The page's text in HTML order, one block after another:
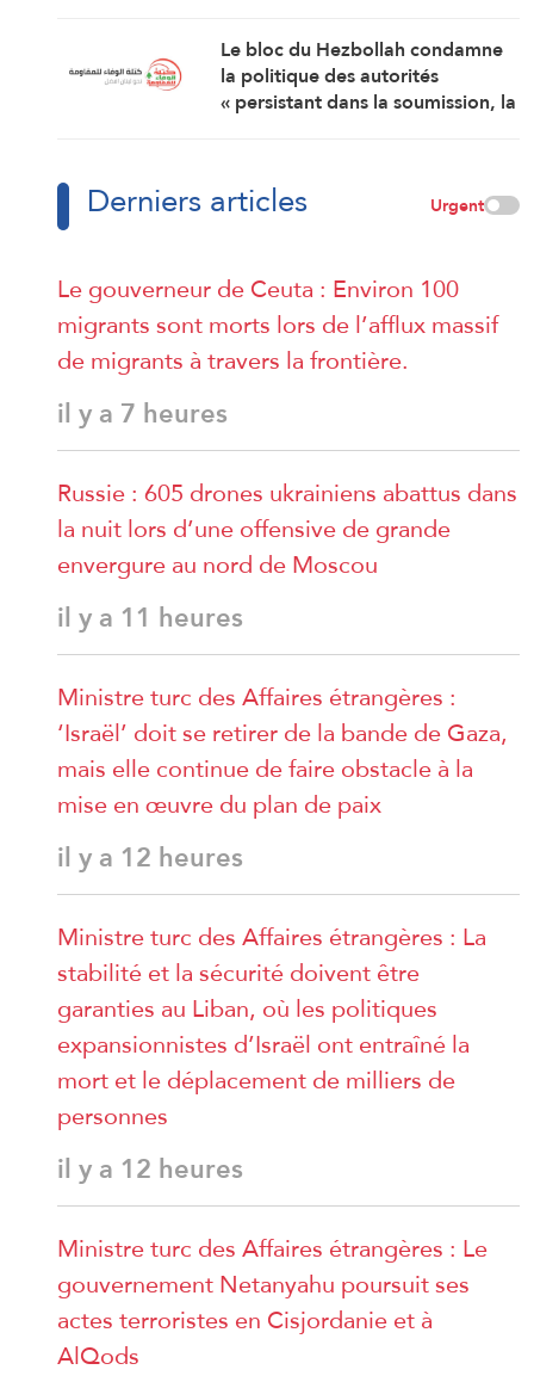
Le bloc du Hezbollah condamne
la politique des autorités
« persistant dans la soumission, la
Derniers articles Urgent
Le gouverneur de Ceuta : Environ 100
migrants sont morts lors de l’afflux massif
de migrants à travers la frontière.
il y a 7 heures
Russie : 605 drones ukrainiens abattus dans
la nuit lors d’une offensive de grande
envergure au nord de Moscou
il y a 11 heures
Ministre turc des Affaires étrangères :
‘Israël’ doit se retirer de la bande de Gaza,
mais elle continue de faire obstacle à la
mise en œuvre du plan de paix
il y a 12 heures
Ministre turc des Affaires étrangères : La
stabilité et la sécurité doivent être
garanties au Liban, où les politiques
expansionnistes d’Israël ont entraîné la
mort et le déplacement de milliers de
personnes
il y a 12 heures
Ministre turc des Affaires étrangères : Le
gouvernement Netanyahu poursuit ses
actes terroristes en Cisjordanie et à
AlQods